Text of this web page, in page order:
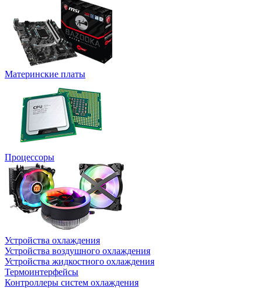
Материнские платы
Процессоры
Устройства охлаждения
Устройства воздушного охлаждения
Устройства жидкостного охлаждения
Термоинтерфейсы
Контроллеры систем охлаждения